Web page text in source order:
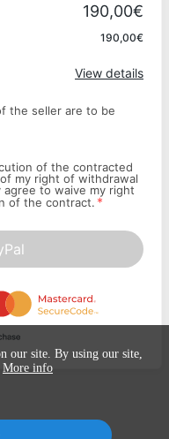
190,00€
190,00€
View details
the seller are to be
of the contracted
my right of withdrawal
to waive my right
of the contract. *
our site. By using our site,
More info